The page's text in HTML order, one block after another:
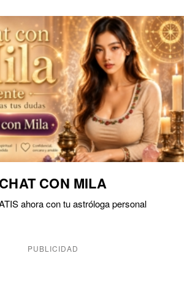
CHAT CON MILA
ahora con tu astróloga personal